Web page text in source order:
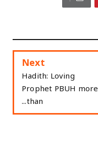
Next
Hadith: Loving
Prophet PBUH more
than...